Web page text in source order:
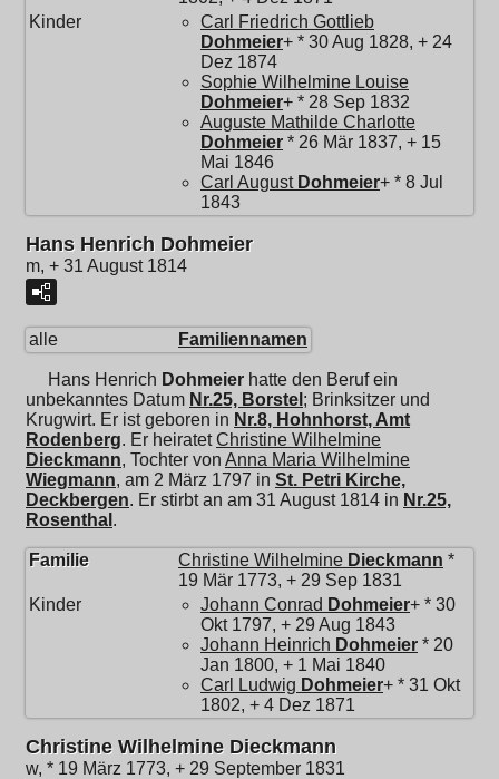
Kinder
Carl Friedrich Gottlieb
Dohmeier+ * 30 Aug 1828, + 24
Dez 1874
Sophie Wilhelmine Louise
Dohmeier+ * 28 Sep 1832
Auguste Mathilde Charlotte
Dohmeier * 26 Mär 1837, + 15
Mai 1846
Carl August Dohmeier+ * 8 Jul
1843
Hans Henrich Dohmeier
m, + 31 August 1814
alle Familiennamen
Hans Henrich Dohmeier hatte den Beruf ein
unbekanntes Datum Nr.25, Borstel ; Brinksitzer und
Krugwirt. Er ist geboren in Nr.8, Hohnhorst, Amt
Rodenberg. Er heiratetChristine Wilhelmine
Dieckmann, Tochter von Anna Maria Wilhelmine
Wiegmann, am 2 März 1797 in St. Petri Kirche,
Deckbergen. Er stirbt an am 31 August 1814 in Nr.25,
Rosenthal .
Familie Christine Wilhelmine Dieckmann *
19 Mär 1773, + 29 Sep 1831
Kinder
Johann Conrad Dohmeier+ * 30
Okt 1797, + 29 Aug 1843
Johann Heinrich Dohmeier * 20
Jan 1800, + 1 Mai 1840
Carl Ludwig Dohmeier+ * 31 Okt
1802, + 4 Dez 1871
Christine Wilhelmine Dieckmann
w, * 19 März 1773, + 29 September 1831